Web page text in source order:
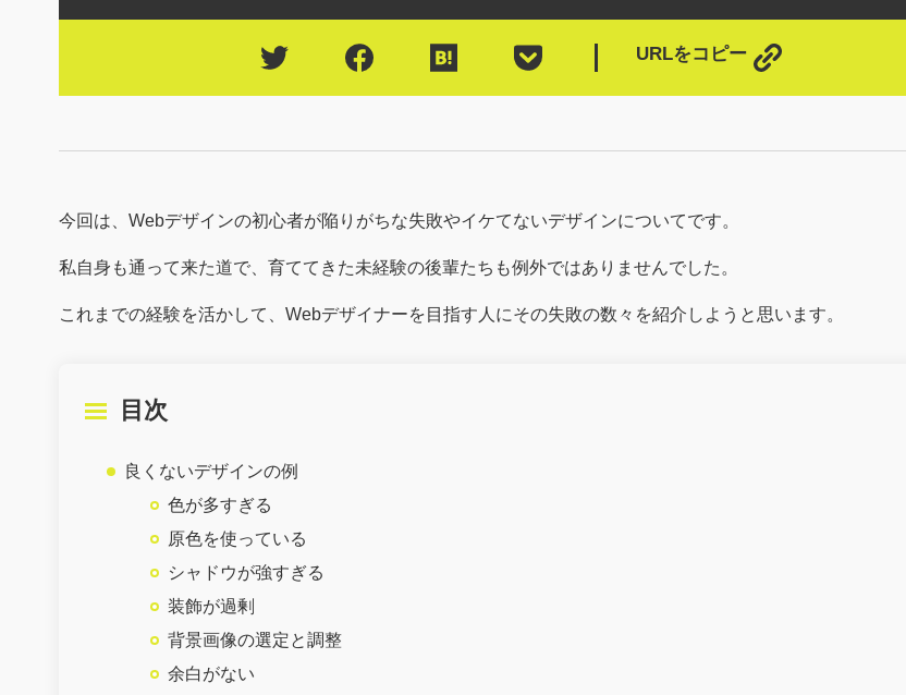
URLをコピー
今回は、Webデザインの初心者が陥りがちな失敗やイケてないデザインについてです。
私自身も通って来た道で、育ててきた未経験の後輩たちも例外ではありませんでした。
これまでの経験を活かして、Webデザイナーを目指す人にその失敗の数々を紹介しようと思います。
目次
良くないデザインの例
色が多すぎる
原色を使っている
シャドウが強すぎる
装飾が過剰
背景画像の選定と調整
余白がない